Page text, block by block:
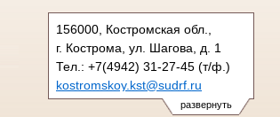
развернуть
156000, Костромская обл.,
г. Кострома, ул. Шагова, д. 1
Тел.: +7(4942) 31-27-45 (т/ф.)
kostromskoy.kst@sudrf.ru